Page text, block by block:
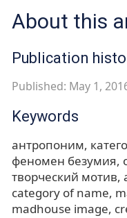
About this
Publication
Published: May 1,
Keywords
антропоним
феномен безумия
творческий мотив
category of name
madhouse image